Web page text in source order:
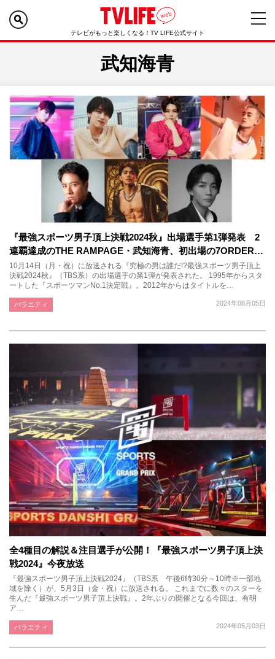
テレビがもっと楽しくなる！TV LIFE公式サイト
武知海青
『最強スポーツ男子頂上決戦2024秋』出場選手第1弾発表 2
連覇達成のTHE RAMPAGE・武知海青、初出場の7ORDER…
10月14日（月・祝）に放送される『究極の男は誰だ!?最強スポーツ男子頂上
決戦2024秋』（TBS系）の出場選手の第1弾が発表された。 1995年からスタ
ートした『スポーツマンNo.1決定戦』。2012年からはタイトルを…
2024年08月05日
バラエティ
全4種目の解説＆注目選手が公開！『最強スポーツ男子頂上決
戦2024』今夜放送
『最強スポーツ男子頂上決戦2024』（TBS系 午後6時30分～10時※一部地
域を除く）が、5月3日（金・祝）に放送される。 これまでに数々のスターを
生んだ『最強スポーツ男子頂上決戦』。2年ぶりの開催となる今回は、有明
ア…
2024年05月03日
バラエティ